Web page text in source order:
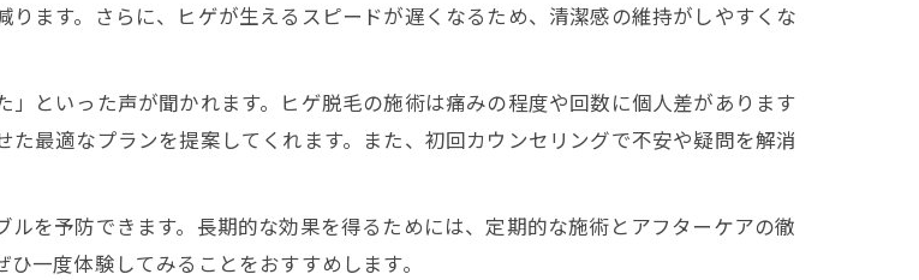
ます。さらに、ヒゲが生えるスピードが遅くなるため、清潔感の維持がしやすくな
といった声が聞かれます。ヒゲ脱毛の施術は痛みの程度や回数に個人差があります
最適なプランを提案してくれます。また、初回カウンセリングで不安や疑問を解消
を予防できます。長期的な効果を得るためには、定期的な施術とアフターケアの徹
一度体験してみることをおすすめします。